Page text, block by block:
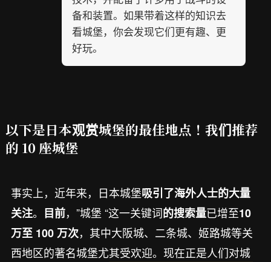
备和装置。如果带着这样的知识去
看城堡，你会发现它们更有趣、更
好玩。
以下是日本观赏城堡的最佳地点！我们推荐
的 10 座城堡
事实上，近年来，日本城堡吸引了海外人士的大量
关注。 目前，”城堡 “这一关键词的搜索量已增至10
万至 100 万次，其中大阪城、二条城、姬路城等关
西地区的著名城堡尤其受欢迎。现在正是人们对城